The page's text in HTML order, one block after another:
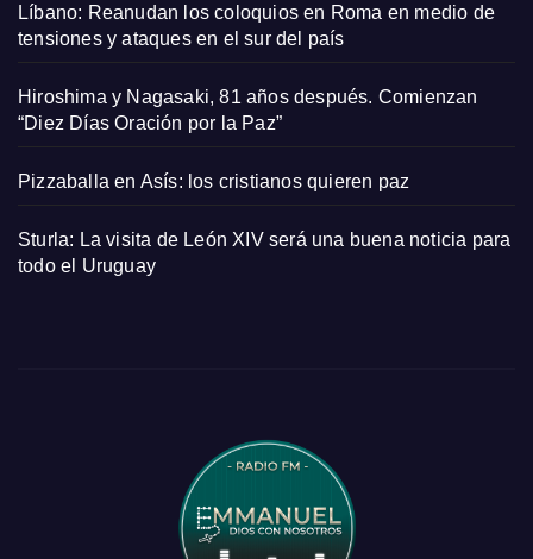
Líbano: Reanudan los coloquios en Roma en medio de
tensiones y ataques en el sur del país
Hiroshima y Nagasaki, 81 años después. Comienzan
“Diez Días Oración por la Paz”
Pizzaballa en Asís: los cristianos quieren paz
Sturla: La visita de León XIV será una buena noticia para
todo el Uruguay